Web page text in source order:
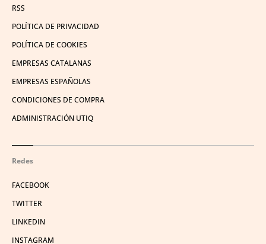
RSS
POLÍTICA DE PRIVACIDAD
POLÍTICA DE COOKIES
EMPRESAS CATALANAS
EMPRESAS ESPAÑOLAS
CONDICIONES DE COMPRA
ADMINISTRACIÓN UTIQ
Redes
FACEBOOK
TWITTER
LINKEDIN
INSTAGRAM